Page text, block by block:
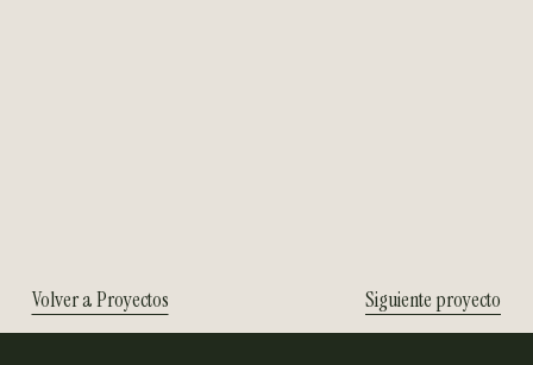
Volver a Proyectos Siguiente proyecto